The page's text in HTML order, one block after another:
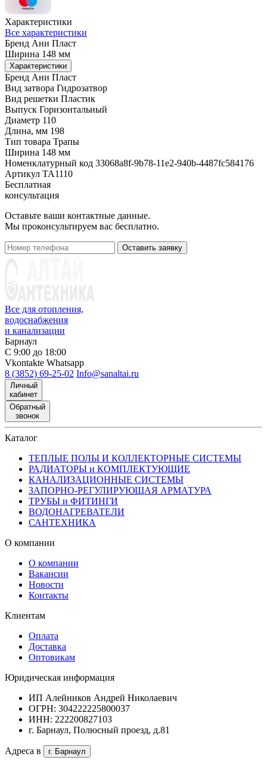
Характеристики
Все характеристики
Бренд Ани Пласт
Ширина 148 мм
Характеристики
Бренд Ани Пласт
Вид затвора Гидрозатвор
Вид решетки Пластик
Выпуск Горизонтальный
Диаметр 110
Длина, мм 198
Тип товара Трапы
Ширина 148 мм
Номенклатурный код 33068a8f-9b78-11e2-940b-4487fc584176
Артикул ТА1110
Бесплатная
консультация
Оставьте ваши контактные данные.
Мы проконсультируем вас бесплатно.
Оставить заявку
Все для отопления,
водоснабжения
и канализации
Барнаул
С 9:00 до 18:00
Vkontakte Whatsapp
8 (3852) 69-25-02 Info@sanaltai.ru
Личный
кабинет
Обратный
звонок
Каталог
ТЕПЛЫЕ ПОЛЫ И КОЛЛЕКТОРНЫЕ СИСТЕМЫ
РАДИАТОРЫ и КОМПЛЕКТУЮЩИЕ
КАНАЛИЗАЦИОННЫЕ СИСТЕМЫ
ЗАПОРНО-РЕГУЛИРУЮЩАЯ АРМАТУРА
ТРУБЫ и ФИТИНГИ
ВОДОНАГРЕВАТЕЛИ
САНТЕХНИКА
О компании
О компании
Вакансии
Новости
Контакты
Клиентам
Оплата
Доставка
Оптовикам
Юридическая информация
ИП Алейников Андрей Николаевич
ОГРН: 304222225800037
ИНН: 222200827103
г. Барнаул, Полюсный проезд, д.81
Адреса в г. Барнаул